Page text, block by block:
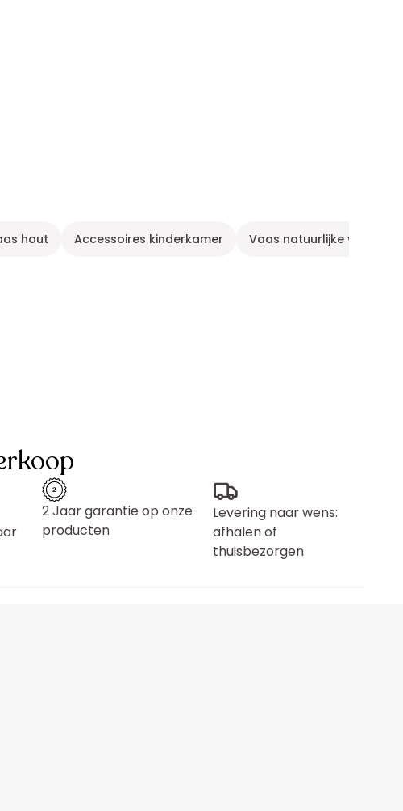
hout Accessoires kinderkamer Vaas natuurlijke vezels
2 Jaar garantie op onze
producten
Levering naar wens:
afhalen of
thuisbezorgen